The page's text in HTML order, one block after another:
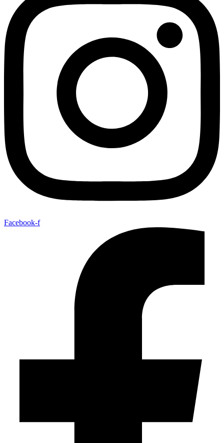
Facebook-f